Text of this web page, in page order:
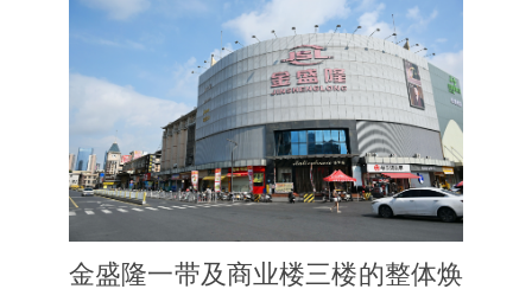
金盛隆一带及商业楼三楼的整体焕